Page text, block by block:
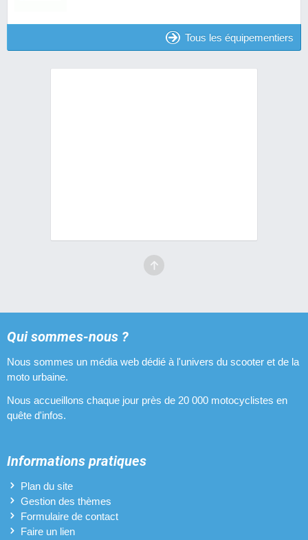
Tous les équipementiers
Qui sommes-nous ?
Nous sommes un média web dédié à l'univers du scooter et de la
moto urbaine.
Nous accueillons chaque jour près de 20 000 motocyclistes en
quête d'infos.
Informations pratiques
Plan du site
Gestion des thèmes
Formulaire de contact
Faire un lien